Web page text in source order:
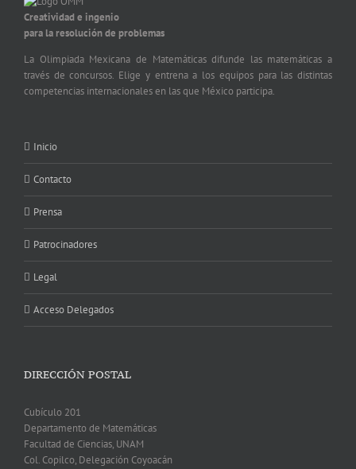
Creatividad e ingenio
para la resolución de problemas
La Olimpiada Mexicana de Matemáticas difunde las matemáticas a
través de concursos. Elige y entrena a los equipos para las distintas
competencias internacionales en las que México participa.
Inicio
Contacto
Prensa
Patrocinadores
Legal
Acceso Delegados
DIRECCIÓN POSTAL
Cubículo 201
Departamento de Matemáticas
Facultad de Ciencias, UNAM
Col. Copilco, Delegación Coyoacán